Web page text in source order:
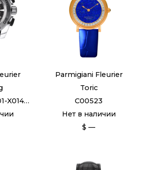
PFC528-0010301-X01402
Parmigiani Fleurier
Toric
C00523
Нет в наличии
$ —